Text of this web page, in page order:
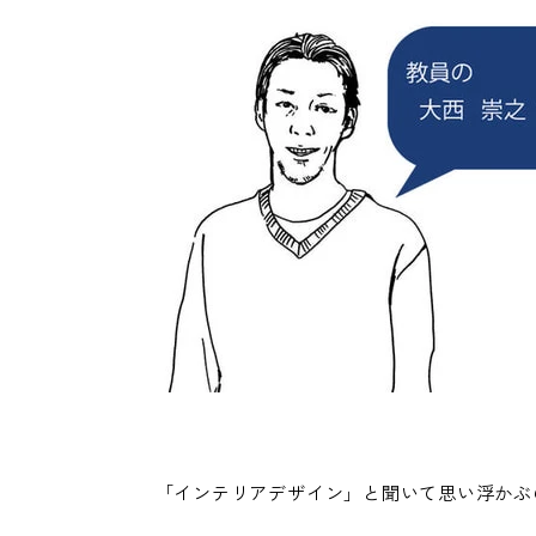
「インテリアデザイン」と聞いて思い浮か